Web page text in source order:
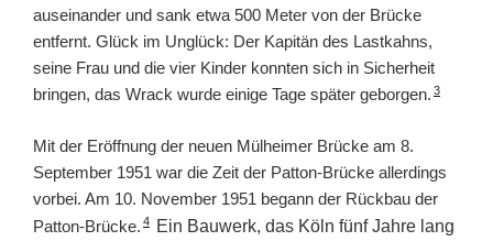
auseinander und sank etwa 500 Meter von der Brücke
entfernt. Glück im Unglück: Der Kapitän des Lastkahns,
seine Frau und die vier Kinder konnten sich in Sicherheit
bringen, das Wrack wurde einige Tage später geborgen. 3
Mit der Eröffnung der neuen Mülheimer Brücke am 8.
September 1951 war die Zeit der Patton-Brücke allerdings
vorbei. Am 10. November 1951 begann der Rückbau der
Patton-Brücke. 4
Ein Bauwerk, das Köln fünf Jahre lang